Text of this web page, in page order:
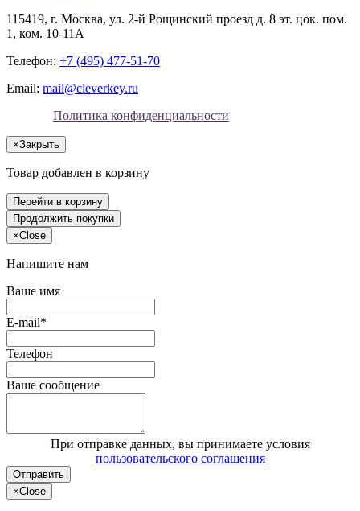
115419, г. Москва, ул. 2-й Рощинский проезд д. 8 эт. цок. пом.
1, ком. 10-11А
Телефон: +7 (495) 477-51-70
Email: mail@cleverkey.ru
Политика конфиденциальности
×Закрыть
Товар добавлен в корзину
Перейти в корзину
Продолжить покупки
×Close
Напишите нам
Ваше имя
E-mail*
Телефон
Ваше сообщение
При отправке данных, вы принимаете условия
пользовательского соглашения
Отправить
×Close